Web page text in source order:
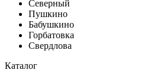
Северный
Пушкино
Бабушкино
Горбатовка
Свердлова
Каталог